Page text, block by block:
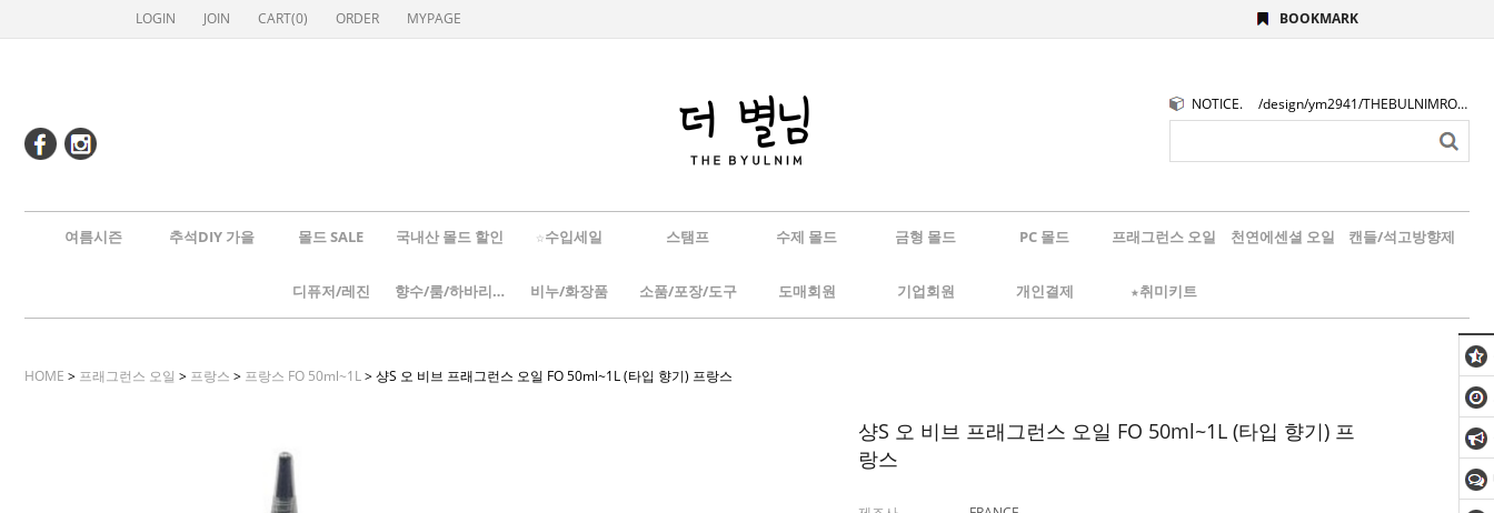
LOGIN JOIN CART(0) ORDER MYPAGE BOOKMARK
NOTICE. /design/ym2941/THEBULNIMROGO.png
여름시즌 추석DIY 가을 몰드 SALE 국내산 몰드 할인 ☆수입세일 스탬프 수제 몰드 금형 몰드 PC 몰드 프래그런스 오일 천연에센셜 오일 캔들/석고방향제
디퓨저/레진 향수/룸/하바리움 비누/화장품 소품/포장/도구 도매회원 기업회원 개인결제 ★취미키트
HOME > 프래그런스 오일 > 프랑스 > 프랑스 FO 50ml~1L> 샹S 오 비브 프래그런스 오일 FO 50ml~1L (타입 향기) 프랑스
샹S 오 비브 프래그런스 오일 FO 50ml~1L (타입 향기) 프
랑스